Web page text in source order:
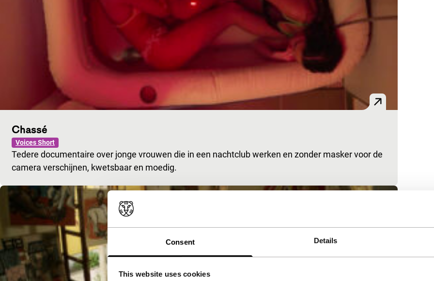
Consent Details
This website uses cookies
Chassé
Voices Short
Tedere documentaire over jonge vrouwen die in een nachtclub werken en zonder masker voor de
camera verschijnen, kwetsbaar en moedig.